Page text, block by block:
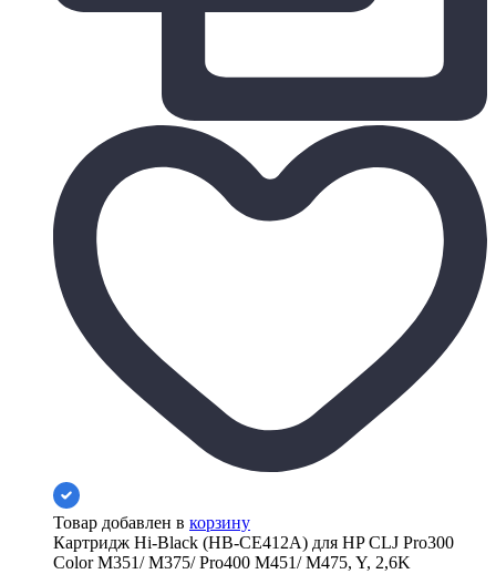
Товар добавлен в корзину
Картридж Hi-Black (HB-CE412A) для HP CLJ Pro300
Color M351/ M375/ Pro400 M451/ M475, Y, 2,6K